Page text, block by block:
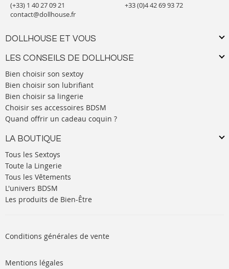
(+33) 1 40 27 09 21
contact@dollhouse.fr
DOLLHOUSE ET VOUS
LES CONSEILS DE DOLLHOUSE
Bien choisir son sextoy
Bien choisir son lubrifiant
Bien choisir sa lingerie
Choisir ses accessoires BDSM
Quand offrir un cadeau coquin ?
LA BOUTIQUE
Tous les Sextoys
Toute la Lingerie
Tous les Vêtements
L'univers BDSM
Les produits de Bien-Être
+33 (0)4 42 69 93 72
Conditions générales de vente
Mentions légales